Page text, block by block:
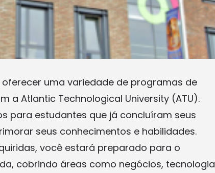
oferecer uma variedade de programas de
a Atlantic Technological University (ATU).
para estudantes que já concluíram seus
seus conhecimentos e habilidades.
você estará preparado para o
cobrindo áreas como negócios, tecnologia